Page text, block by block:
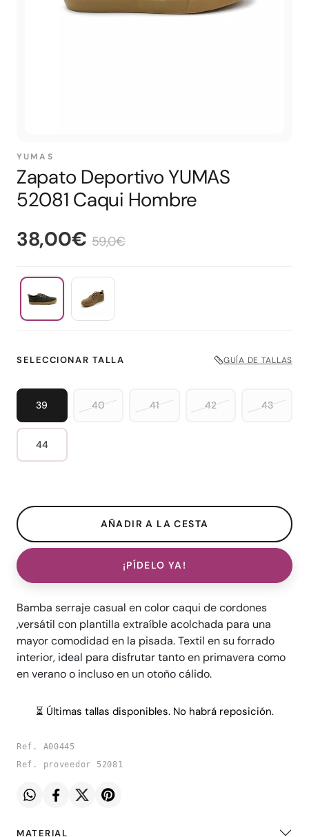
YUMAS
Zapato Deportivo YUMAS
52081 Caqui Hombre
38,00€ 59,0€
SELECCIONAR TALLA GUÍA DE TALLAS
39 40 41 42 43
44
¡PÍDELO YA!
Bamba serraje casual en color caqui de cordones
,versátil con plantilla extraíble acolchada para una
mayor comodidad en la pisada. Textil en su forrado
interior, ideal para disfrutar tanto en primavera como
en verano o incluso en un otoño cálido.
⏳ Últimas tallas disponibles. No habrá reposición.
Ref. A00445
Ref. proveedor 52081
MATERIAL